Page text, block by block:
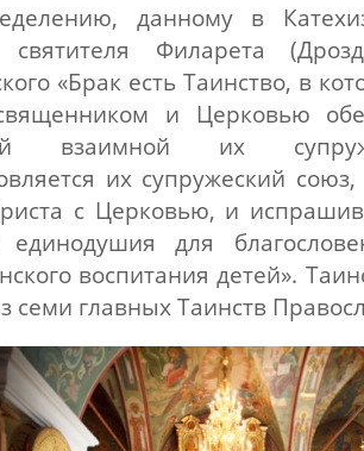
данному в
святителя Филарета
«Брак есть Таинство, в
и Церковью
взаимной их
их супружеский
с Церковью, и
единодушия для
воспитания детей».
семи главных Таинств